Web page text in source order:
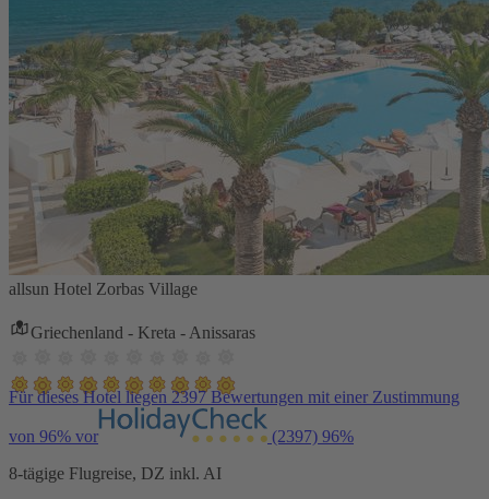
allsun Hotel Zorbas Village
Griechenland - Kreta - Anissaras
Für dieses Hotel liegen 2397 Bewertungen mit einer Zustimmung
von 96% vor (2397) 96%
8-tägige Flugreise, DZ inkl. AI